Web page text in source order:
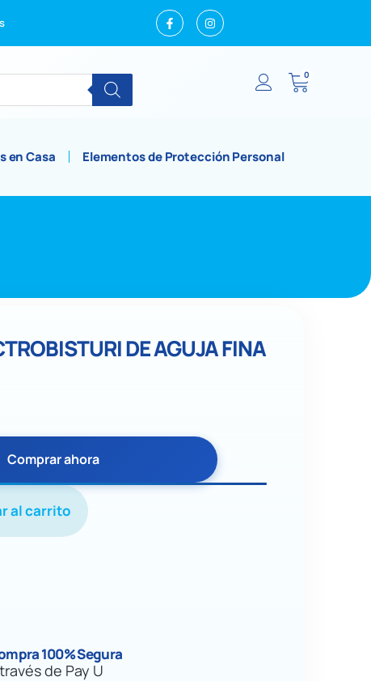
0
en Casa Elementos de Protección Personal
DE AGUJA FINA
Comprar ahora
al carrito
100% Segura
de Pay U